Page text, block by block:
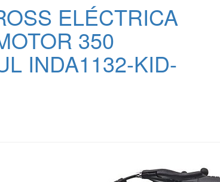
ELÉCTRICA
350
INDA1132-KID-